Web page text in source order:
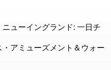
ューイングランド: 一日チ
アミューズメント＆ウォー